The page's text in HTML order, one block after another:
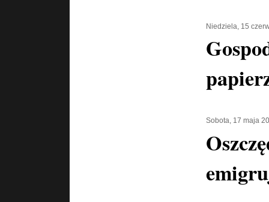
Niedziela, 15
Sobota, 17 maja